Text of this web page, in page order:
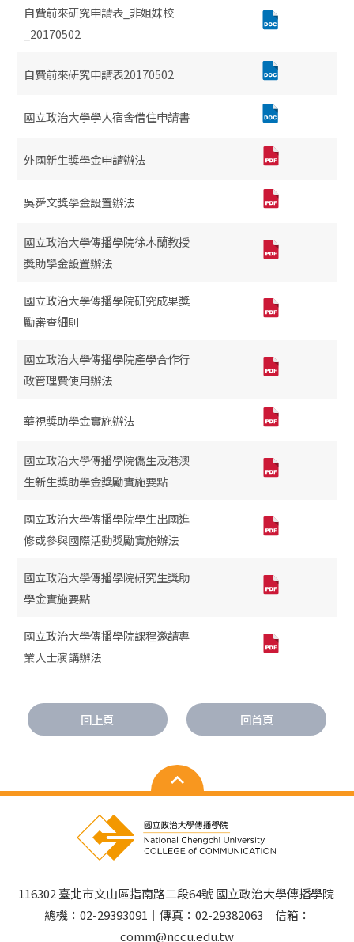
自費前來研究申請表_非姐妹校
_20170502
自費前來研究申請表20170502
國立政治大學學人宿舍借住申請書
外國新生獎學金申請辦法
吳舜文獎學金設置辦法
國立政治大學傳播學院徐木蘭教授
獎助學金設置辦法
國立政治大學傳播學院研究成果獎
勵審查細則
國立政治大學傳播學院產學合作行
政管理費使用辦法
華視獎助學金實施辦法
國立政治大學傳播學院僑生及港澳
生新生獎助學金獎勵實施要點
國立政治大學傳播學院學生出國進
修或參與國際活動獎勵實施辦法
國立政治大學傳播學院研究生獎助
學金實施要點
國立政治大學傳播學院課程邀請專
業人士演講辦法
回上頁 回首頁
116302 臺北市文山區指南路二段64號 國立政治大學傳播學院
總機：02-29393091｜傳真：02-29382063｜信箱：
comm@nccu.edu.tw